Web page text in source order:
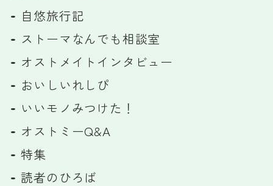
自悠旅行記
ストーマなんでも相談室
オストメイトインタビュー
おいしいれしぴ
いいモノみつけた！
オストミーQ&A
特集
読者のひろば